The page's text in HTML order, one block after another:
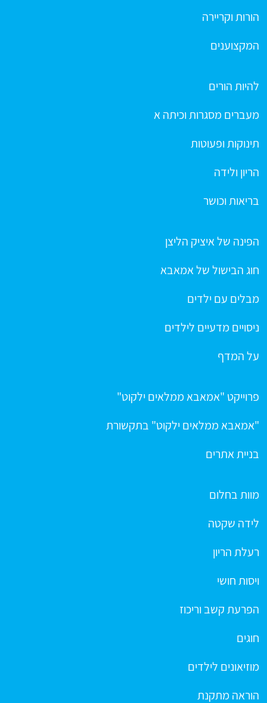
הורות וקריירה
המקצוענים
להיות הורים
מעברים מסגרות וכיתה א
תינוקות ופעוטות
הריון ולידה
בריאות וכושר
הפינה של איציק הליצן
חוג הבישול של אמאבא
מבלים עם ילדים
ניסויים מדעיים לילדים
על המדף
פרוייקט "אמאבא ממלאים ילקוט"
"אמאבא ממלאים ילקוט" בתקשורת
בניית אתרים
מוות בחלום
לידה שקטה
רעלת הריון
ויסות חושי
הפרעת קשב וריכוז
חוגים
מוזיאונים לילדים
הוראה מתקנת